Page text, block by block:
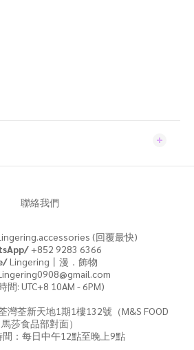
聯絡我們
(回覆最快)
+852 9283 6366
Lingering丨漫．飾物
間: UTC+8 10AM - 6PM)
灣荃新天地1期1樓132號（M&S FOOD
馬莎食品部對面）
間：每日中午12點至晚上9點